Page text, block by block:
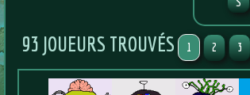
93 JOUEURS TROUVÉS 1 2 3